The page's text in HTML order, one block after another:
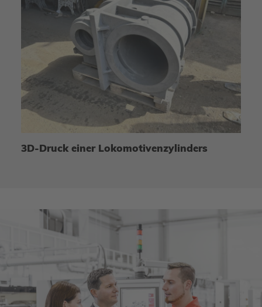
3D-Druck einer Lokomotivenzylinders